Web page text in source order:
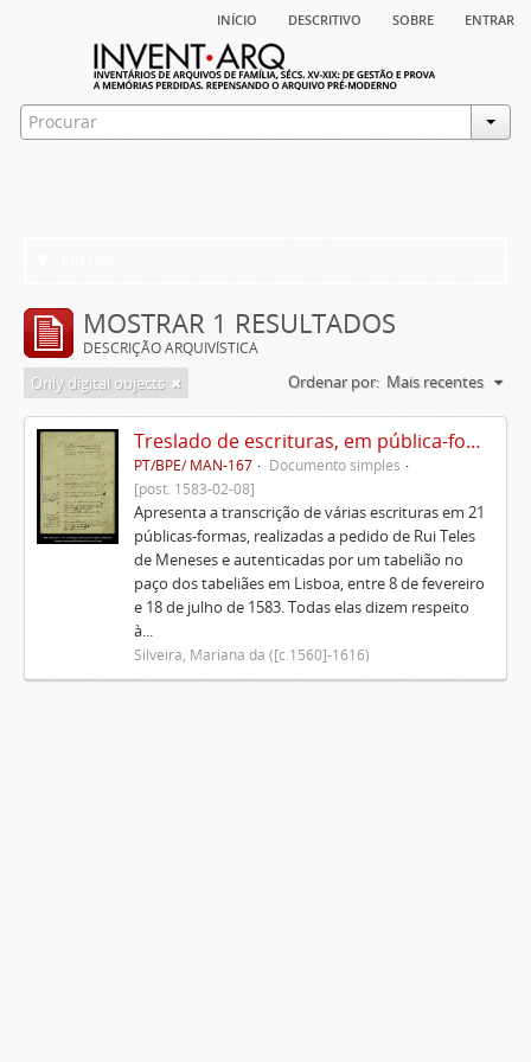
início descritivo sobre entrar
MOSTRAR 1 RESULTADOS
DESCRIÇÃO ARQUIVÍSTICA
Only digital objects Ordenar por: Mais recentes
Treslado de escrituras, em pública-forma, de Rui Teles de Meneses
PT/BPE/ MAN-167
Documento simples
[post. 1583-02-08]
Apresenta a transcrição de várias escrituras em 21
públicas-formas, realizadas a pedido de Rui Teles
de Meneses e autenticadas por um tabelião no
paço dos tabeliães em Lisboa, entre 8 de fevereiro
e 18 de julho de 1583. Todas elas dizem respeito
à...
Silveira, Mariana da ([c.1560]-1616)